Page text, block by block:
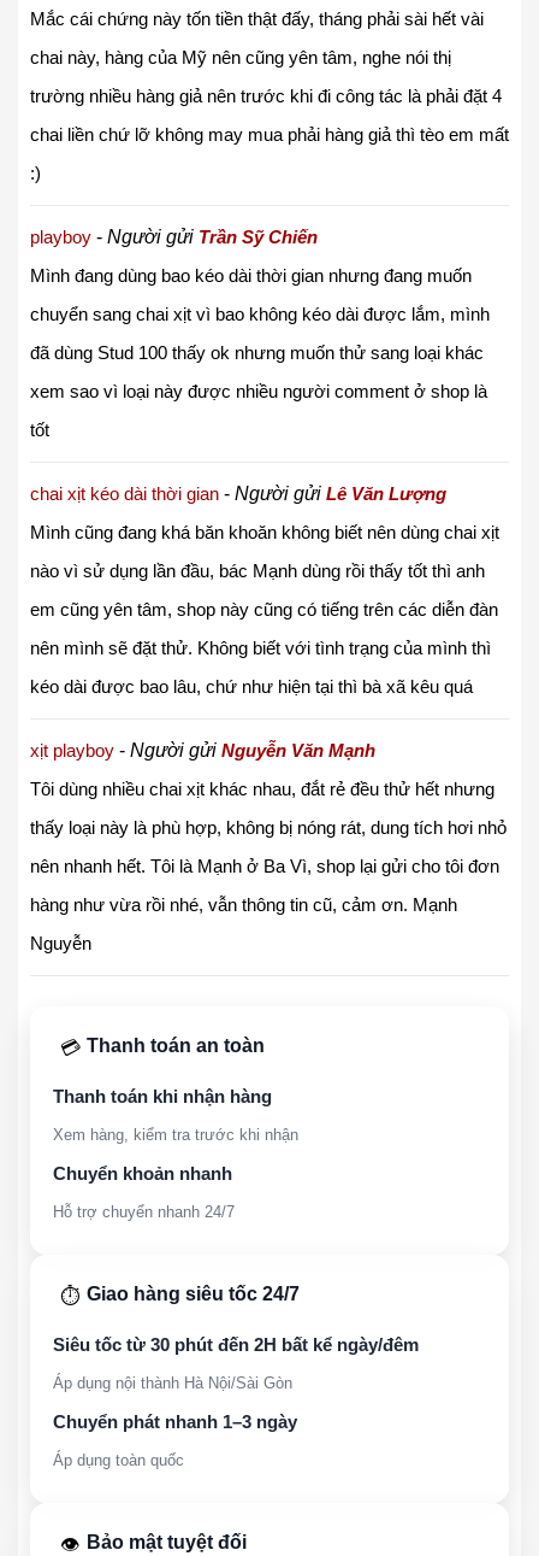
Mắc cái chứng này tốn tiền thật đấy, tháng phải sài hết vài
chai này, hàng của Mỹ nên cũng yên tâm, nghe nói thị
trường nhiều hàng giả nên trước khi đi công tác là phải đặt 4
chai liền chứ lỡ không may mua phải hàng giả thì tèo em mất
:)
playboy - Người gửi Trần Sỹ Chiến
Mình đang dùng bao kéo dài thời gian nhưng đang muốn
chuyển sang chai xịt vì bao không kéo dài được lắm, mình
đã dùng Stud 100 thấy ok nhưng muốn thử sang loại khác
xem sao vì loại này được nhiều người comment ở shop là
tốt
chai xịt kéo dài thời gian - Người gửi Lê Văn Lượng
Mình cũng đang khá băn khoăn không biết nên dùng chai xịt
nào vì sử dụng lần đầu, bác Mạnh dùng rồi thấy tốt thì anh
em cũng yên tâm, shop này cũng có tiếng trên các diễn đàn
nên mình sẽ đặt thử. Không biết với tình trạng của mình thì
kéo dài được bao lâu, chứ như hiện tại thì bà xã kêu quá
xịt playboy - Người gửi Nguyễn Văn Mạnh
Tôi dùng nhiều chai xịt khác nhau, đắt rẻ đều thử hết nhưng
thấy loại này là phù hợp, không bị nóng rát, dung tích hơi nhỏ
nên nhanh hết. Tôi là Mạnh ở Ba Vì, shop lại gửi cho tôi đơn
hàng như vừa rồi nhé, vẫn thông tin cũ, cảm ơn. Mạnh
Nguyễn
💳 Thanh toán an toàn
Thanh toán khi nhận hàng
Xem hàng, kiểm tra trước khi nhận
Chuyển khoản nhanh
Hỗ trợ chuyển nhanh 24/7
⏱️ Giao hàng siêu tốc 24/7
Siêu tốc từ 30 phút đến 2H bất kể ngày/đêm
Áp dụng nội thành Hà Nội/Sài Gòn
Chuyển phát nhanh 1–3 ngày
Áp dụng toàn quốc
👁️ Bảo mật tuyệt đối